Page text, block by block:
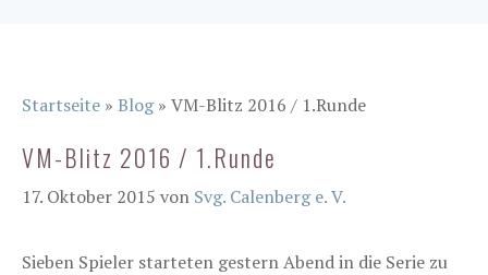
Startseite » Blog» VM-Blitz 2016 / 1.Runde
VM-Blitz 2016 / 1.Runde
17. Oktober 2015 von Svg. Calenberg e. V.
Sieben Spieler starteten gestern Abend in die Serie zu